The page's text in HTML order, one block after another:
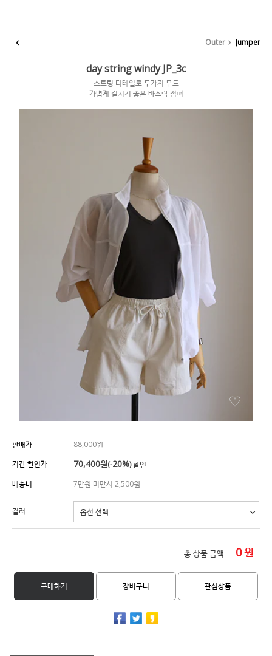
Outer Jumper
day string windy JP_3c
스트링 디테일로 두가지 무드
가볍게 걸치기 좋은 바스락 점퍼
판매가
88,000원
기간 할인가
70,400원(-20%) 할인
배송비
7만원 미만시 2,500원
컬러
총 상품 금액 0원
구매하기 장바구니 관심상품